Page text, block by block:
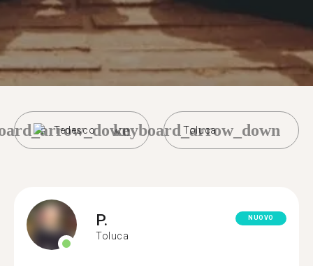
Tedesco Toluca
keyboard_arrow_down
P.
Toluca
NUOVO